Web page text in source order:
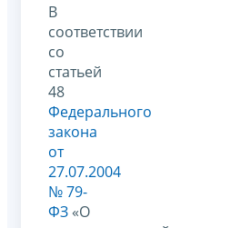
В
соответствии
со
статьей
48
Федерального
закона
от
27.07.2004
№ 79-
ФЗ «О